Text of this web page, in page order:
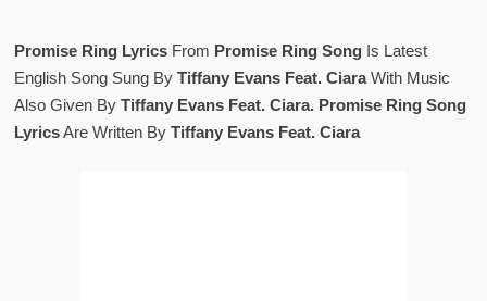
Promise Ring LyricsFrom Promise Ring SongIs Latest
English Song Sung By Tiffany Evans Feat. CiaraWith Music
Also Given By Tiffany Evans Feat. Ciara. Promise Ring Song
LyricsAre Written By Tiffany Evans Feat. Ciara